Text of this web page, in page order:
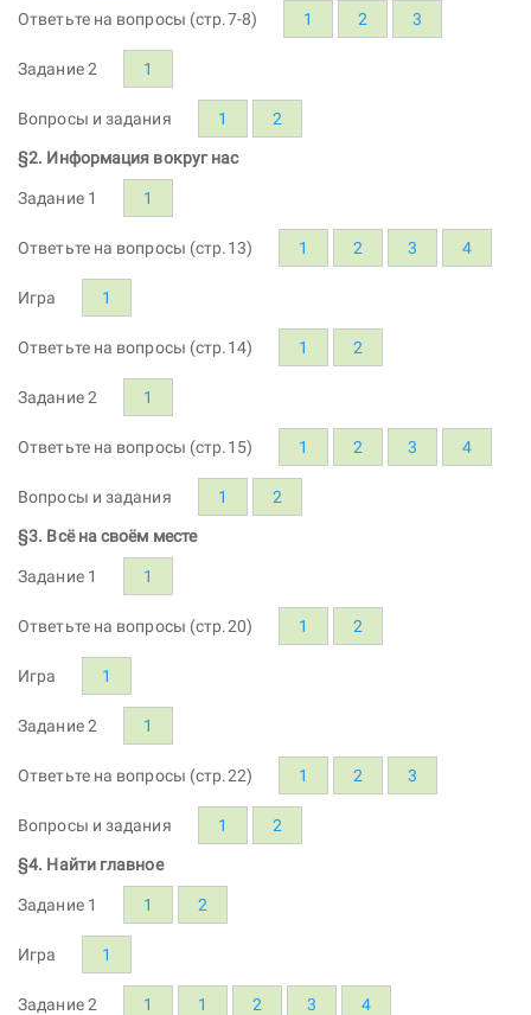
Ответьте на вопросы (стр.7-8) 1 2 3
Задание 2 1
Вопросы и задания 1 2
§2. Информация вокруг нас
Задание 1 1
Ответьте на вопросы (стр.13) 1 2 3 4
Игра 1
Ответьте на вопросы (стр.14) 1 2
Задание 2 1
Ответьте на вопросы (стр.15) 1 2 3 4
Вопросы и задания 1 2
§3. Всё на своём месте
Задание 1 1
Ответьте на вопросы (стр.20) 1 2
Игра 1
Задание 2 1
Ответьте на вопросы (стр.22) 1 2 3
Вопросы и задания 1 2
§4. Найти главное
Задание 1 1 2
Игра 1
Задание 2 1 1 2 3 4